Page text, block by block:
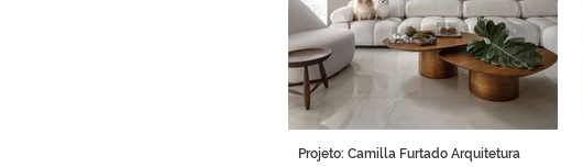
Projeto: Camilla Furtado Arquitetura